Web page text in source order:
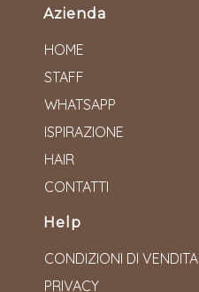
Azienda
HOME
STAFF
WHATSAPP
ISPIRAZIONE
HAIR
CONTATTI
Help
CONDIZIONI DI VENDITA
PRIVACY